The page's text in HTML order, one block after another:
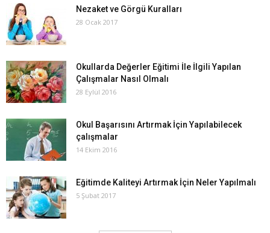
Nezaket ve Görgü Kuralları
28 Ocak 2017
Okullarda Değerler Eğitimi İle İlgili Yapılan
Çalışmalar Nasıl Olmalı
28 Eylül 2016
Okul Başarısını Artırmak İçin Yapılabilecek
çalışmalar
14 Ekim 2016
Eğitimde Kaliteyi Artırmak İçin Neler Yapılmalı
5 Şubat 2017